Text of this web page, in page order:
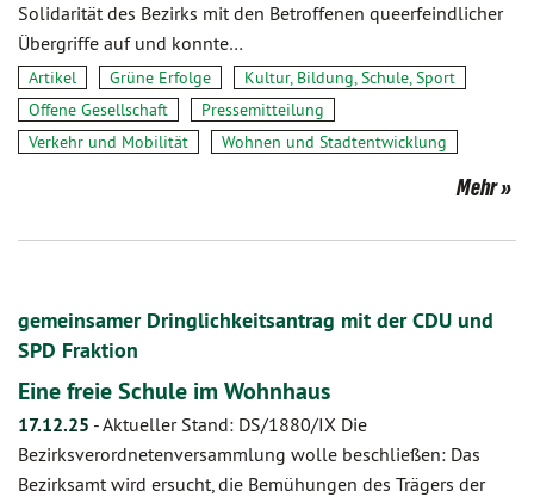
Solidarität des Bezirks mit den Betroffenen queerfeindlicher
Übergriffe auf und konnte…
Artikel Grüne Erfolge
Kultur, Bildung, Schule, Sport
Offene Gesellschaft
Pressemitteilung
Verkehr und Mobilität
Wohnen und Stadtentwicklung
Mehr
gemeinsamer Dringlichkeitsantrag mit der CDU und
SPD Fraktion
Eine freie Schule im Wohnhaus
17.12.25 -Aktueller Stand: DS/1880/IX Die
Bezirksverordnetenversammlung wolle beschließen: Das
Bezirksamt wird ersucht, die Bemühungen des Trägers der